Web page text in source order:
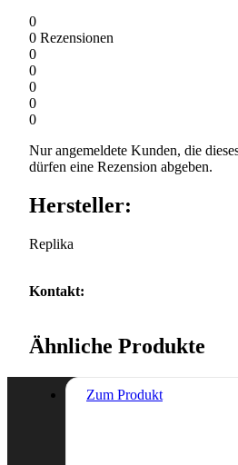
0
0 Rezensionen
0
0
0
0
0
Nur angemeldete Kunden, die
dürfen eine Rezension abgeben.
Hersteller:
Replika
Kontakt:
Ähnliche Produkte
Zum Produkt